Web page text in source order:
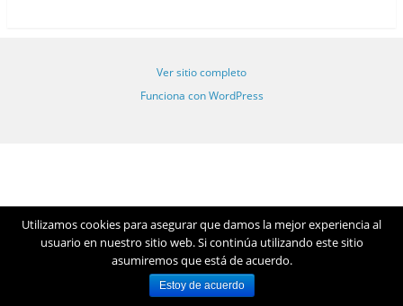
Ver sitio completo
Funciona con WordPress
Utilizamos cookies para asegurar que damos la mejor experiencia al
usuario en nuestro sitio web. Si continúa utilizando este sitio
asumiremos que está de acuerdo.
Estoy de acuerdo